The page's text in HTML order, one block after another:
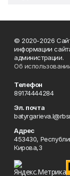
© 2020-2026
информации
администрации.
Об
Телефон
89174444284
Эл. почта
Адрес
453430,
Кирова,3